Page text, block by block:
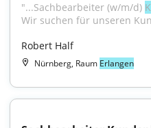
"...Sachbearbeiter (w/m/d)
Wir suchen für unseren
Robert Half
Nürnberg, Raum Erlangen